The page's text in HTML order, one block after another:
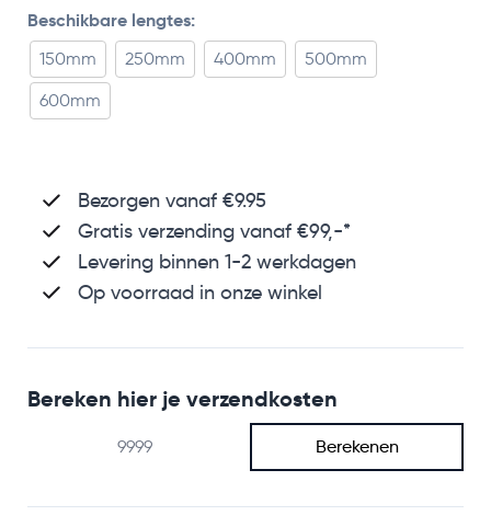
Beschikbare lengtes:
150mm 250mm 400mm
500mm
600mm
Bezorgen vanaf €9.95
Gratis verzending vanaf €99,-*
Levering binnen 1-2 werkdagen
Op voorraad in onze winkel
Bereken hier je verzendkosten
Berekenen